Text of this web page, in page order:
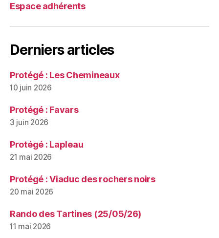
Espace adhérents
Derniers articles
Protégé : Les Chemineaux
10 juin 2026
Protégé : Favars
3 juin 2026
Protégé : Lapleau
21 mai 2026
Protégé : Viaduc des rochers noirs
20 mai 2026
Rando des Tartines (25/05/26)
11 mai 2026